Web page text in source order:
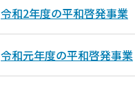
令和2年度の平和啓発事業
令和元年度の平和啓発事業